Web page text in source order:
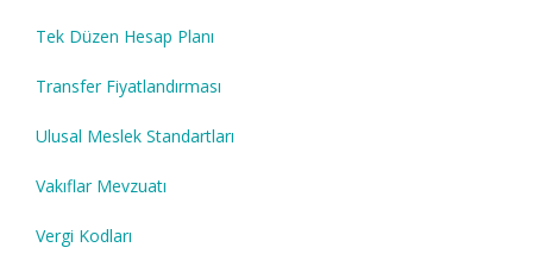
Tek Düzen Hesap Planı
Transfer Fiyatlandırması
Ulusal Meslek Standartları
Vakıflar Mevzuatı
Vergi Kodları